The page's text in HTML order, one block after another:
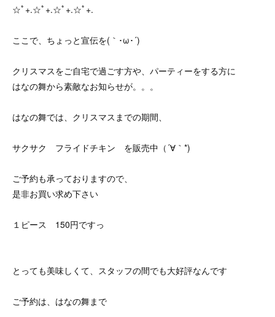
☆ﾟ+.☆ﾟ+.☆ﾟ+.☆ﾟ+.
ここで、ちょっと宣伝を(｀･ω･´)
クリスマスをご自宅で過ごす方や、パーティーをする方に
はなの舞から素敵なお知らせが。。。
はなの舞では、クリスマスまでの期間、
サクサク フライドチキン を販売中（´∀｀*)
ご予約も承っておりますので、
是非お買い求め下さい
１ピース 150円ですっ
とっても美味しくて、スタッフの間でも大好評なんです
ご予約は、はなの舞まで